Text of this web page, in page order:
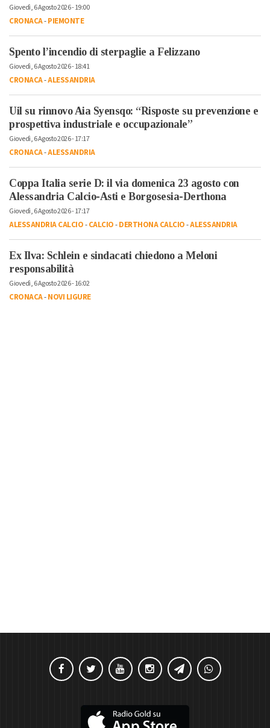
Giovedì, 6 Agosto 2026 - 19:00
CRONACA-PIEMONTE
Spento l’incendio di sterpaglie a Felizzano
Giovedì, 6 Agosto 2026 - 18:41
CRONACA-ALESSANDRIA
Uil su rinnovo Aia Syensqo: “Risposte su prevenzione e
prospettiva industriale e occupazionale”
Giovedì, 6 Agosto 2026 - 17:17
CRONACA-ALESSANDRIA
Coppa Italia serie D: il via domenica 23 agosto con
Alessandria Calcio-Asti e Borgosesia-Derthona
Giovedì, 6 Agosto 2026 - 17:17
ALESSANDRIA CALCIO-CALCIO-DERTHONA CALCIO-ALESSANDRIA
Ex Ilva: Schlein e sindacati chiedono a Meloni
responsabilità
Giovedì, 6 Agosto 2026 - 16:02
CRONACA-NOVI LIGURE